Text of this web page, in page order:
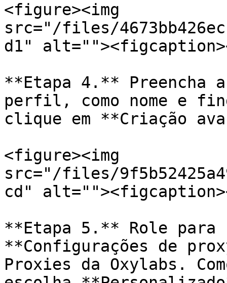
<figure><img
src="/files/
d1"
**Etapa 4.** Preencha
perfil, como nome e
clique em **Criação
<figure><img
src="/files/
cd"
**Etapa 5.** Role para
**Configurações de
Proxies da Oxylabs.